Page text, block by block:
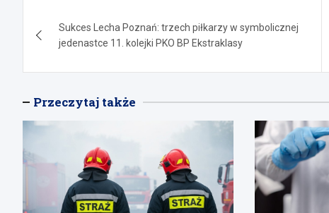
wpisu
Sukces Lecha Poznań: trzech piłkarzy w symbolicznej
jedenastce 11. kolejki PKO BP Ekstraklasy
Przeczytaj także